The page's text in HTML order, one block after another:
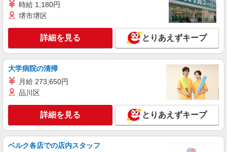
キープ 詳細を見る
アルバイト パート 派遣社員 紹介予定派遣
日研トータルソーシング株式会社 メディカルケア事業部/宇都宮オフ
ィス
未経験・無資格OKの介護スタッフ
時給1,300円〜1,400円 ★週払いOK（規定あ
栃木県栃木市 【最寄駅】東武日光線・東武宇
自宅から通いやすいエリアなど、お好きな勤務地
をお選び下さい！！
キープ 詳細を見る
派遣社員
時給 1,180円
堺市堺区
詳細を見る とりあえずキープ
大学病院の清掃
月給 273,650円
品川区
詳細を見る とりあえずキープ
ベルク各店での店内スタッフ